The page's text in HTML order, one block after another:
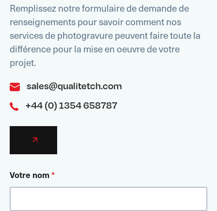
Remplissez notre formulaire de demande de
renseignements pour savoir comment nos
services de photogravure peuvent faire toute la
différence pour la mise en oeuvre de votre
projet.
sales@qualitetch.com
+44 (0) 1354 658787
Votre nom*